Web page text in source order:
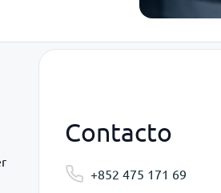
Contacto
+852 475 171 69